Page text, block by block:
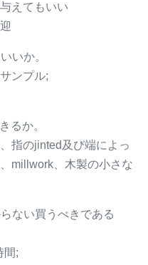
えてもいい
いか。
ンプル;
るか。
指のjinted及び端によっ
millwork、木製の小さな
ない買うべきである
間;